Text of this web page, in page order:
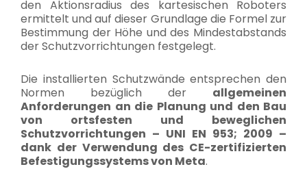
den Aktionsradius des kartesischen Roboters
ermittelt und auf dieser Grundlage die Formel zur
Bestimmung der Höhe und des Mindestabstands
der Schutzvorrichtungen festgelegt.
Die installierten Schutzwände entsprechen den
Normen bezüglich der allgemeinen
Anforderungen an die Planung und den Bau
von ortsfesten und beweglichen
Schutzvorrichtungen – UNI EN 953; 2009 –
dank der Verwendung des CE-zertifizierten
Befestigungssystems von Meta.